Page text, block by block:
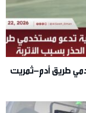
طريق أدم–ثمريت